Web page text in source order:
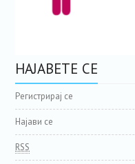
НАЈАВЕТЕ СЕ
Регистрирај се
Најави се
RSS